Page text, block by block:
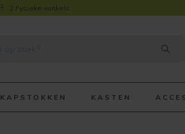
2 Fysieke winkels
KAPSTOKKEN KASTEN